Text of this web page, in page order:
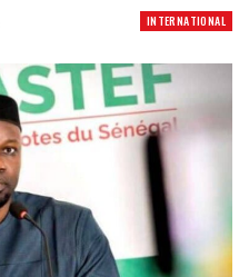
INTERNATIONAL